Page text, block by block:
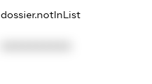
dossier.notInList